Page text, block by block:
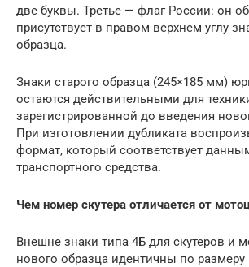
две буквы. Третье — флаг России: он
присутствует в правом верхнем углу
образца.
Знаки старого образца (245×185 мм)
остаются действительными для
зарегистрированной до введения
При изготовлении дубликата
формат, который соответствует
транспортного средства.
Чем номер скутера отличается от
Внешне знаки типа 4Б для скутеров и
нового образца идентичны по